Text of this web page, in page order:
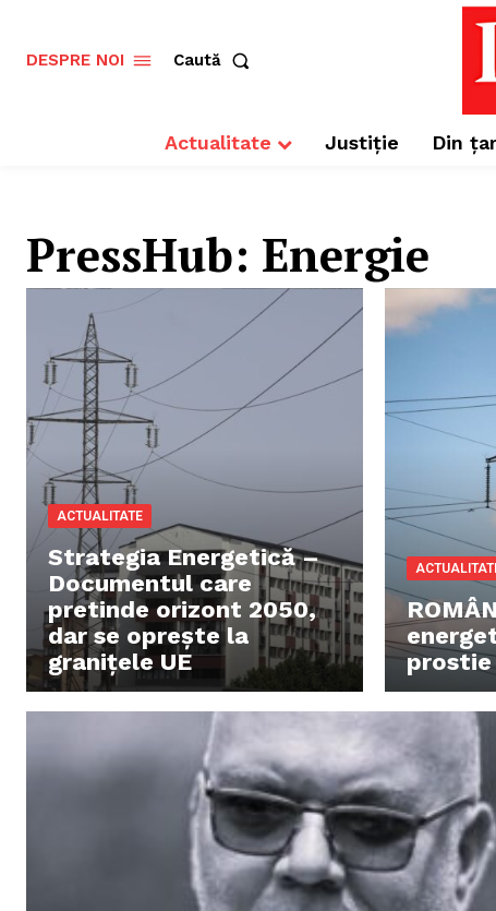
DESPRE NOI Caută
Actualitate Justiție Din
PressHub: Energie
ACTUALITATE
Strategia Energetică –
Documentul care
pretinde orizont 2050,
dar se oprește la
granițele UE
prostie